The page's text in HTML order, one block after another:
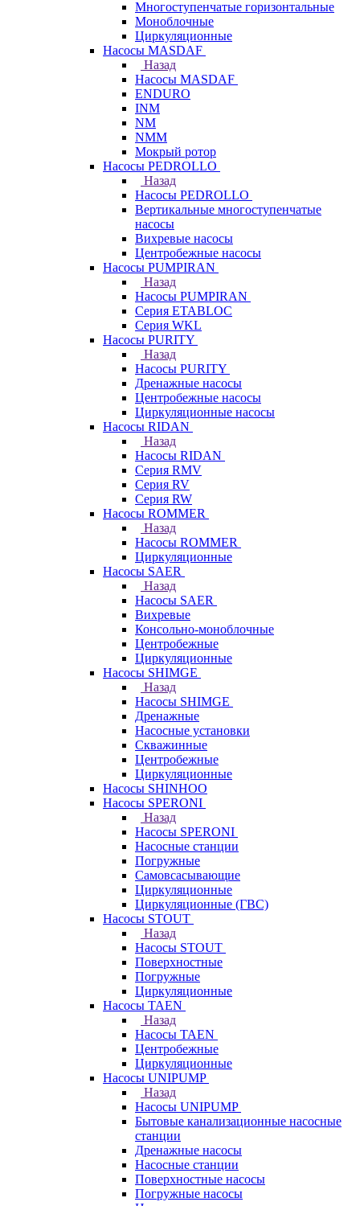
Многоступенчатые горизонтальные
Моноблочные
Циркуляционные
Насосы MASDAF
Назад
Насосы MASDAF
ENDURO
INM
NM
NMM
Мокрый ротор
Насосы PEDROLLO
Назад
Насосы PEDROLLO
Вертикальные многоступенчатые
насосы
Вихревые насосы
Центробежные насосы
Насосы PUMPIRAN
Назад
Насосы PUMPIRAN
Серия ETABLOC
Серия WKL
Насосы PURITY
Назад
Насосы PURITY
Дренажные насосы
Центробежные насосы
Циркуляционные насосы
Насосы RIDAN
Назад
Насосы RIDAN
Серия RMV
Серия RV
Серия RW
Насосы ROMMER
Назад
Насосы ROMMER
Циркуляционные
Насосы SAER
Назад
Насосы SAER
Вихревые
Консольно-моноблочные
Центробежные
Циркуляционные
Насосы SHIMGE
Назад
Насосы SHIMGE
Дренажные
Насосные установки
Скважинные
Центробежные
Циркуляционные
Насосы SHINHOO
Насосы SPERONI
Назад
Насосы SPERONI
Насосные станции
Погружные
Самовсасывающие
Циркуляционные
Циркуляционные (ГВС)
Насосы STOUT
Назад
Насосы STOUT
Поверхностные
Погружные
Циркуляционные
Насосы TAEN
Назад
Насосы TAEN
Центробежные
Циркуляционные
Насосы UNIPUMP
Назад
Насосы UNIPUMP
Бытовые канализационные насосные
станции
Дренажные насосы
Насосные станции
Поверхностные насосы
Погружные насосы